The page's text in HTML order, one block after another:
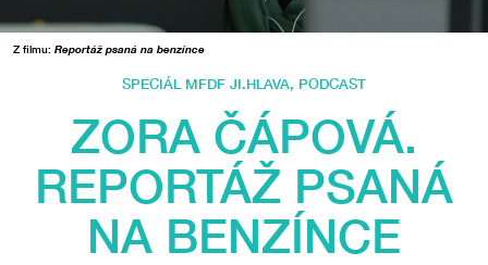
Z filmu: Reportáž psaná na benzínce
SPECIÁL MFDF JI.HLAVA, PODCAST
ZORA ČÁPOVÁ.
REPORTÁŽ PSANÁ
NA BENZÍNCE